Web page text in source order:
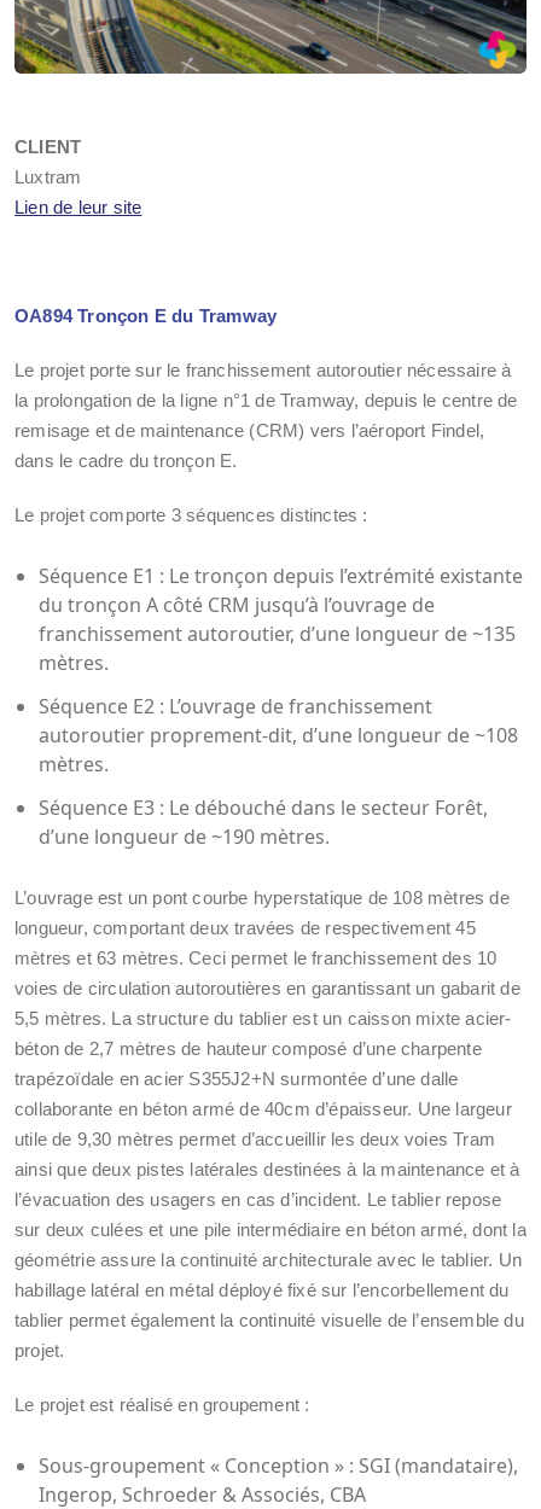
CLIENT
Luxtram
Lien de leur site
OA894 Tronçon E du Tramway
Le projet porte sur le franchissement autoroutier nécessaire à
la prolongation de la ligne n°1 de Tramway, depuis le centre de
remisage et de maintenance (CRM) vers l’aéroport Findel,
dans le cadre du tronçon E.
Le projet comporte 3 séquences distinctes :
Séquence E1 : Le tronçon depuis l’extrémité existante
du tronçon A côté CRM jusqu’à l’ouvrage de
franchissement autoroutier, d’une longueur de ~135
mètres.
Séquence E2 : L’ouvrage de franchissement
autoroutier proprement-dit, d’une longueur de ~108
mètres.
Séquence E3 : Le débouché dans le secteur Forêt,
d’une longueur de ~190 mètres.
L’ouvrage est un pont courbe hyperstatique de 108 mètres de
longueur, comportant deux travées de respectivement 45
mètres et 63 mètres. Ceci permet le franchissement des 10
voies de circulation autoroutières en garantissant un gabarit de
5,5 mètres. La structure du tablier est un caisson mixte acier-
béton de 2,7 mètres de hauteur composé d’une charpente
trapézoïdale en acier S355J2+N surmontée d’une dalle
collaborante en béton armé de 40cm d’épaisseur. Une largeur
utile de 9,30 mètres permet d’accueillir les deux voies Tram
ainsi que deux pistes latérales destinées à la maintenance et à
l’évacuation des usagers en cas d’incident. Le tablier repose
sur deux culées et une pile intermédiaire en béton armé, dont la
géométrie assure la continuité architecturale avec le tablier. Un
habillage latéral en métal déployé fixé sur l’encorbellement du
tablier permet également la continuité visuelle de l’ensemble du
projet.
Le projet est réalisé en groupement :
Sous-groupement « Conception » : SGI (mandataire),
Ingerop, Schroeder & Associés, CBA